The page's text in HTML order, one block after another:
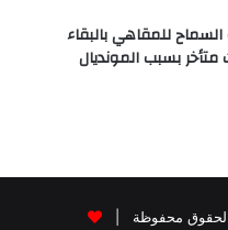
السماح للمقاهي بالبقاء
بسبب المونديال